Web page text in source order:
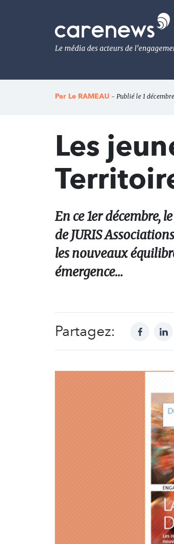
Le
média
de
l'engagement
Par Le RAMEAU - Publié le 1
Les
En ce 1er décembre,
de JURIS
les nouveaux
émergence…
Partagez: facebook